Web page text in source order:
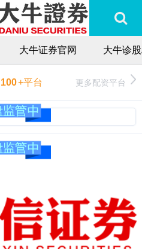
大牛证券官网 大牛诊
100+平台 更多配资平台